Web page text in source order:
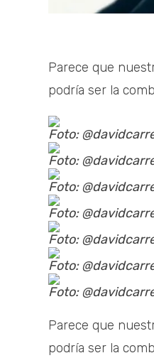
Parece que
podría ser la
Foto:
Foto:
Foto:
Foto:
Foto:
Foto:
Foto:
Parece que
podría ser la